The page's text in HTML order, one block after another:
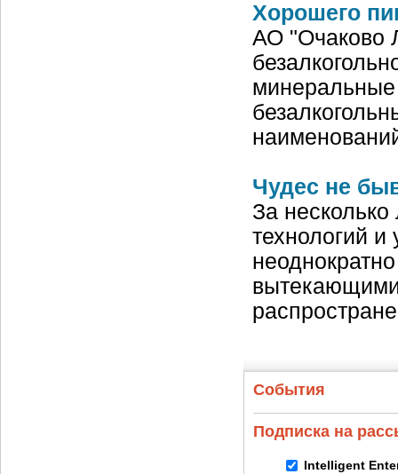
Хорошего
АО "Очаково
минеральные
Чудес не
За
технологий и
События
Подписка на
Intelligent